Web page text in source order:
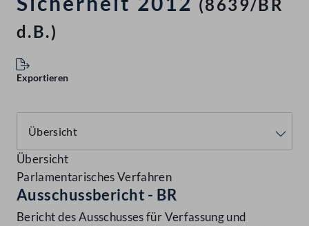
(8639/BR
d.B.)
Exportieren
Übersicht
Parlamentarisches Verfahren
Ausschussbericht - BR
Bericht des Ausschusses für Verfassung und